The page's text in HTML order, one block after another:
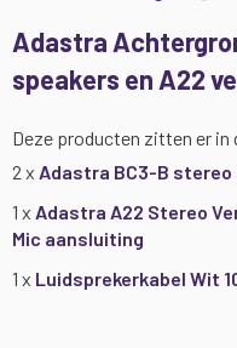
Adastra
speakers en A22
Deze producten zitten er in
2 x Adastra BC3-B
1 x Adastra A22 Stereo
Mic aansluiting
1 x Luidsprekerkabel Wit
naar
het
begin
van
afbeeldingen-
gallerij